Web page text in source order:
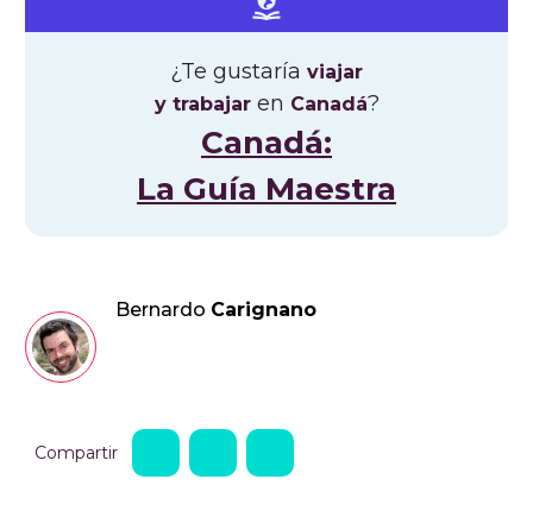
¿Te gustaría viajar
y trabajaren Canadá?
Canadá:
La Guía Maestra
Bernardo Carignano
Compartir